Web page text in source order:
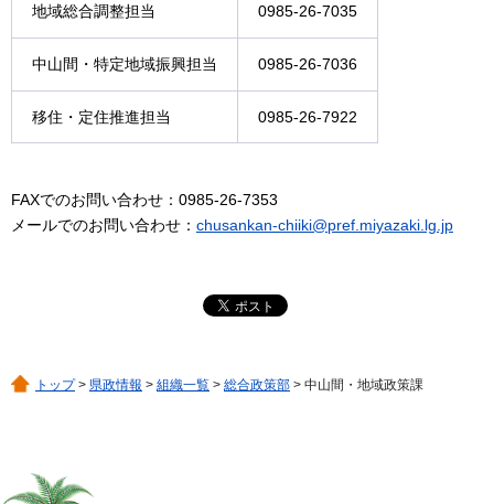
地域総合調整担当 0985-26-7035
中山間・特定地域振興担当 0985-26-7036
移住・定住推進担当 0985-26-7922
FAXでのお問い合わせ：0985-26-7353
メールでのお問い合わせ： chusankan-chiiki@pref.miyazaki.lg.jp
トップ> 県政情報 > 組織一覧 > 総合政策部 > 中山間・地域政策課